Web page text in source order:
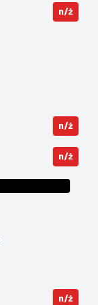
n/ż
n/ż
n/ż
n/ż